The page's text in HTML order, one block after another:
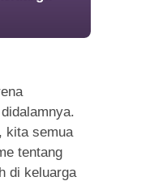
kita semua
tentang
di keluarga